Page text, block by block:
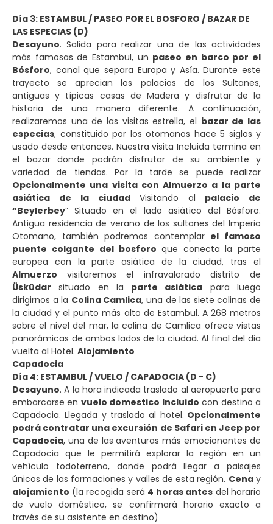
Día 3: ESTAMBUL / PASEO POR EL BOSFORO / BAZAR DE
LAS ESPECIAS (D)
Desayuno. Salida para realizar una de las actividades
más famosas de Estambul, un paseo en barco por el
Bósforo, canal que separa Europa y Asía. Durante este
trayecto se aprecian los palacios de los Sultanes,
antiguas y típicas casas de Madera y disfrutar de la
historia de una manera diferente. A continuación,
realizaremos una de las visitas estrella, el bazar de las
especias, constituido por los otomanos hace 5 siglos y
usado desde entonces. Nuestra visita Incluida termina en
el bazar donde podrán disfrutar de su ambiente y
variedad de tiendas. Por la tarde se puede realizar
Opcionalmente una visita con Almuerzo a la parte
asiática de la ciudad Visitando al palacio de
“Beylerbey” Situado en el lado asiático del Bósforo.
Antigua residencia de verano de los sultanes del Imperio
Otomano, también podremos contemplar el famoso
puente colgante del bosforo que conecta la parte
europea con la parte asiática de la ciudad, tras el
Almuerzo visitaremos el infravalorado distrito de
Üsküdar situado en la parte asiática para luego
dirigirnos a la Colina Camlica, una de las siete colinas de
la ciudad y el punto más alto de Estambul. A 268 metros
sobre el nivel del mar, la colina de Camlica ofrece vistas
panorámicas de ambos lados de la ciudad. Al final del dia
vuelta al Hotel. Alojamiento
Capadocia
Día 4: ESTAMBUL / VUELO / CAPADOCIA (D - C)
Desayuno. A la hora indicada traslado al aeropuerto para
embarcarse en vuelo domestico Incluido con destino a
Capadocia. Llegada y traslado al hotel. Opcionalmente
podrá contratar una excursión de Safari en Jeep por
Capadocia, una de las aventuras más emocionantes de
Capadocia que le permitirá explorar la región en un
vehículo todoterreno, donde podrá llegar a paisajes
únicos de las formaciones y valles de esta región. Cenay
alojamiento (la recogida será 4 horas antes del horario
de vuelo doméstico, se confirmará horario exacto a
través de su asistente en destino)